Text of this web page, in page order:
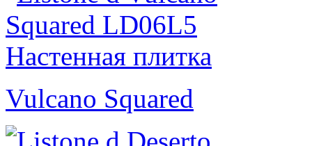
Vulcano Squared